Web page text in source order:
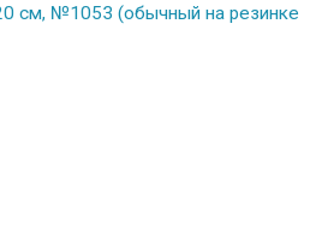
см, №1053 (обычный на резинке